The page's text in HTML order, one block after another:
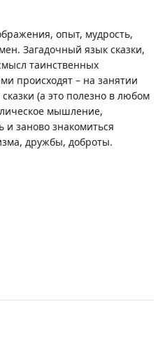
опыт, мудрость,
Загадочный язык сказки,
таинственных
происходят – на занятии
(а это полезно в любом
мышление,
и заново знакомиться
дружбы, доброты.